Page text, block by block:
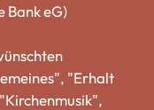
Bank eG)
"Erhalt